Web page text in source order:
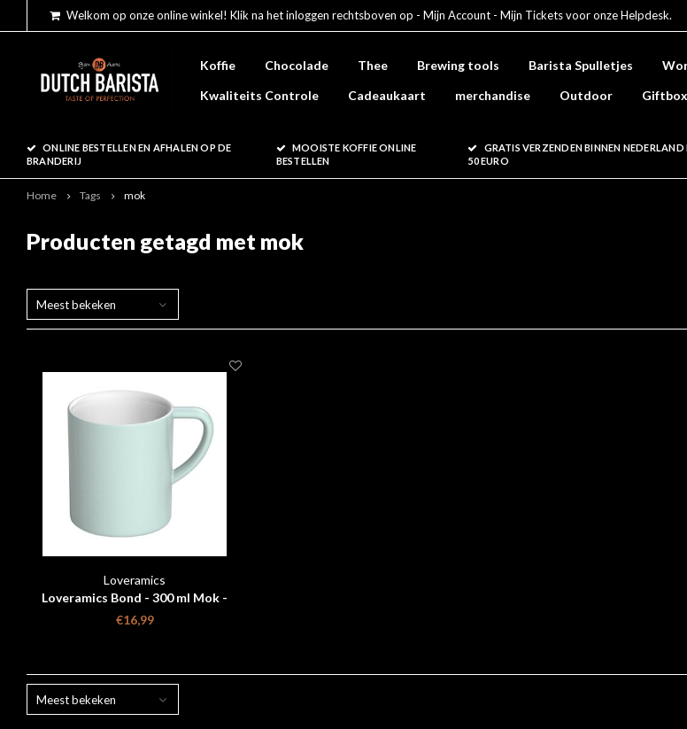
Welkom op onze online winkel! Klik na het inloggen rechtsboven op - Mijn Account - Mijn Tickets voor onze Helpdesk.
Koffie Chocolade Thee Brewing tools Barista Spulletjes
Kwaliteits Controle
Cadeaukaart merchandise Outdoor Giftbox
ONLINE BESTELLEN EN AFHALEN OP DE
BRANDERIJ
MOOISTE KOFFIE ONLINE
BESTELLEN
GRATIS VERZENDEN BINNEN
50 EURO
Home Tags mok
Producten getagd met mok
Meest bekeken
Loveramics
Loveramics Bond - 300 ml Mok -
River Blue
€16,99
Meest bekeken